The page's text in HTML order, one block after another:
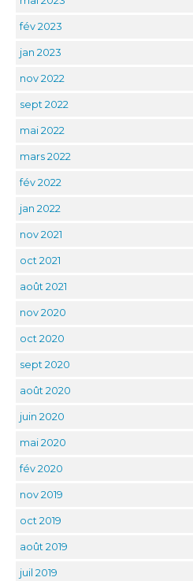
fév 2023
jan 2023
nov 2022
sept 2022
mai 2022
mars 2022
fév 2022
jan 2022
nov 2021
oct 2021
août 2021
nov 2020
oct 2020
sept 2020
août 2020
juin 2020
mai 2020
fév 2020
nov 2019
oct 2019
août 2019
juil 2019